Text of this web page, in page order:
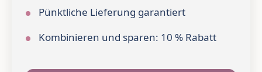
Pünktliche Lieferung garantiert
Kombinieren und sparen: 10 % Rabatt